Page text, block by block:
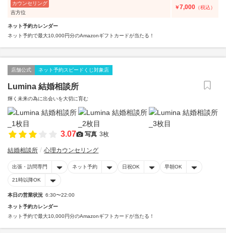
カウンセリング
吉方位
￥7,000 （税込）
ネット予約カレンダー
ネット予約で最大10,000円分のAmazonギフトカードが当たる！
店舗公式 ネット予約スピードくじ対象店
Lumina 結婚相談所
輝く未来の為に出会いを大切に育む
3.07 写真 3枚
結婚相談所 心理カウンセリング
出張・訪問専門 ネット予約 日祝OK 早朝OK
21時以降OK
本日の営業状況 6:30〜22:00
ネット予約カレンダー
ネット予約で最大10,000円分のAmazonギフトカードが当たる！